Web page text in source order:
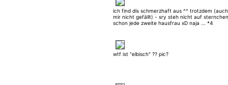
ich find dis schmerzhaft aus ^^ trotzdem
mir nicht gefällt) - sry steh nicht auf
schon jede zweite hausfrau xD naja ... *4
wtf ist "elbisch" ?? pic?